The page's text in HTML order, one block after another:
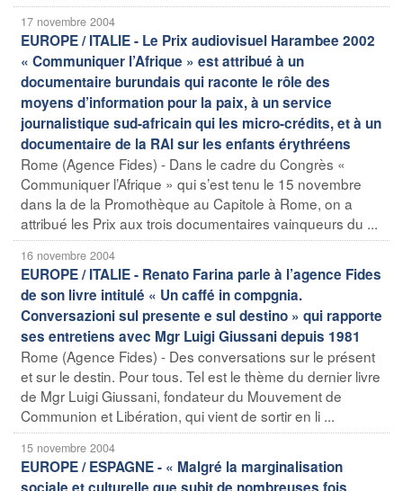
17 novembre 2004
EUROPE / ITALIE - Le Prix audiovisuel Harambee 2002
« Communiquer l’Afrique » est attribué à un
documentaire burundais qui raconte le rôle des
moyens d’information pour la paix, à un service
journalistique sud-africain qui les micro-crédits, et à un
documentaire de la RAI sur les enfants érythréens
Rome (Agence Fides) - Dans le cadre du Congrès «
Communiquer l’Afrique » qui s’est tenu le 15 novembre
dans la de la Promothèque au Capitole à Rome, on a
attribué les Prix aux trois documentaires vainqueurs du ...
16 novembre 2004
EUROPE / ITALIE - Renato Farina parle à l’agence Fides
de son livre intitulé « Un caffé in compgnia.
Conversazioni sul presente e sul destino » qui rapporte
ses entretiens avec Mgr Luigi Giussani depuis 1981
Rome (Agence Fides) - Des conversations sur le présent
et sur le destin. Pour tous. Tel est le thème du dernier livre
de Mgr Luigi Giussani, fondateur du Mouvement de
Communion et Libération, qui vient de sortir en li ...
15 novembre 2004
EUROPE / ESPAGNE - « Malgré la marginalisation